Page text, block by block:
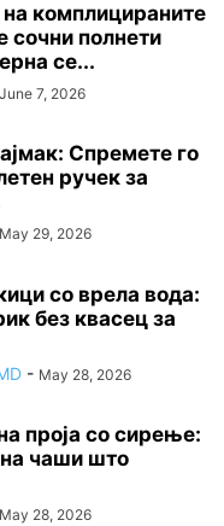
комплицираните
сочни полнети
се...
June 7, 2026
Спремете го
ручек за
May 29, 2026
со врела вода:
без квасец за
- May 28, 2026
проја со сирење:
чаши што
May 28, 2026